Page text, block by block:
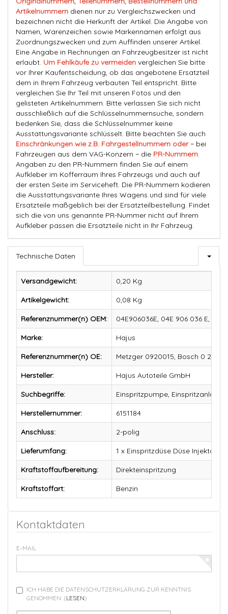
Artikelnummern dienen nur zu Vergleichszwecken und
bezeichnen nicht die Herkunft der Artikel. Die Angabe von
Namen, Warenzeichen sowie Markennamen erfolgt aus
Zuordnungszwecken und zum Auffinden unserer Artikel.
Eine Angabe in Rechnungen an Fahrzeugbesitzer ist nicht
erlaubt. Um Fehlkäufe zu vermeiden vergleichen Sie bitte
vor Ihrer Kaufentscheidung, ob das angebotene Ersatzteil
dem in Ihrem Fahrzeug verbauten Teil entspricht. Bitte
vergleichen Sie Ihr Teil mit unseren Fotos und den
gelisteten Artikelnummern. Bitte verlassen Sie sich nicht
ausschließlich auf die Schlüsselnummernsuche, sondern
bedenken Sie, dass die Schlüsselnummer keine
Ausstattungsvariante schlüsselt. Bitte beachten Sie auch
Einschränkungen wie z.B. Fahrgestellnummern oder− bei
Fahrzeugen aus dem VAG-Konzern − die PR-Nummern
Angaben zu den PR-Nummern finden Sie auf einem
Aufkleber im Kofferraum Ihres Fahrzeugs und auch auf
der ersten Seite im Serviceheft. Die PR-Nummern kodieren
die Ausstattungsvariante Ihres Wagens und sind für viele
Ersatzteile maßgeblich bei der Ersatzteilbestellung. Findet
sich die von uns genannte PR-Nummer nicht auf Ihrem
Aufkleber passen die Ersatzteile nicht in Ihr Fahrzeug.
Technische Daten
Versandgewicht: 0,20 Kg
Artikelgewicht: 0,08 Kg
Referenznummer(n) OEM: 04E906036E, 04E 906 036 E,
Marke: Hajus
Referenznummer(n) OE: Metzger 0920015, Bosch 0 261
Hersteller: Hajus Autoteile GmbH
Suchbegriffe: Einspritzpumpe, Einspritzanlage,
Herstellernummer: 6151184
Anschluss: 2-polig
Lieferumfang: 1 x Einspritzdüse Düse Injektor
Kraftstoffaufbereitung: Direkteinspritzung
Kraftstoffart: Benzin
Kontaktdaten
E-MAIL
ICH HABE DIE DATENSCHUTZERKLÄRUNG ZUR KENNTNIS
GENOMMEN. (LESEN)